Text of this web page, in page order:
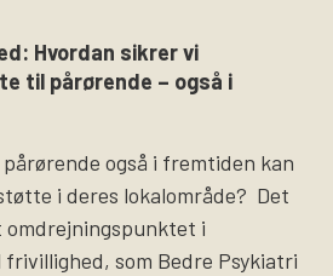
Hvordan sikrer vi
til pårørende – også i
også i fremtiden kan
i deres lokalområde? Det
i
som Bedre Psykiatri